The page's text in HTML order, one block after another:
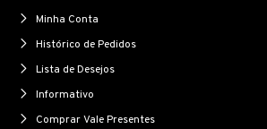
Minha Conta
Histórico de Pedidos
Lista de Desejos
Informativo
Comprar Vale Presentes